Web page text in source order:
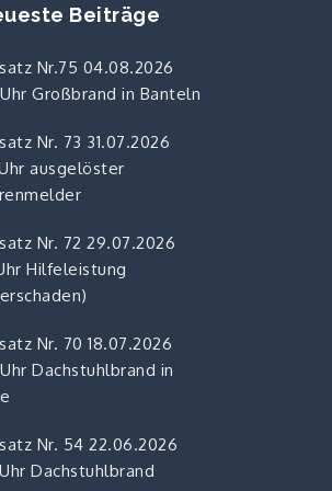
Beiträge
Nr.75 04.08.2026
Großbrand in Banteln
Nr. 73 31.07.2026
ausgelöster
Nr. 72 29.07.2026
Hilfeleistung
Nr. 70 18.07.2026
Dachstuhlbrand in
Nr. 54 22.06.2026
Dachstuhlbrand